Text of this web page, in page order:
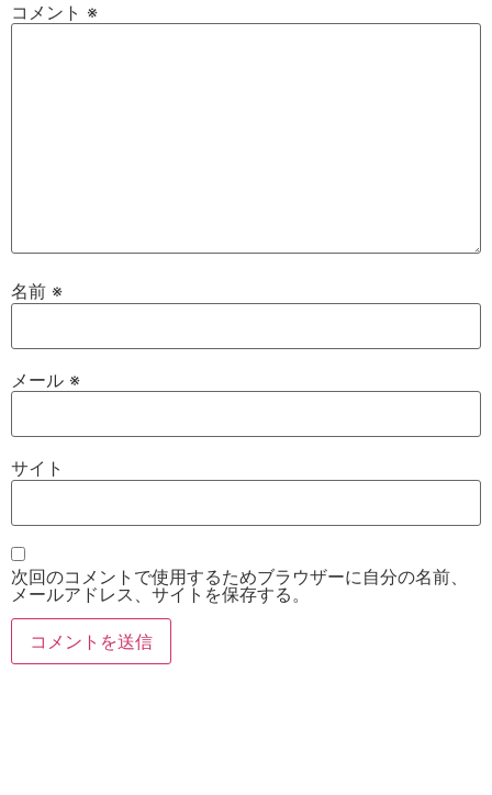
コメント ※
名前 ※
メール ※
サイト
次回のコメントで使用するためブラウザーに自分の名前、
メールアドレス、サイトを保存する。